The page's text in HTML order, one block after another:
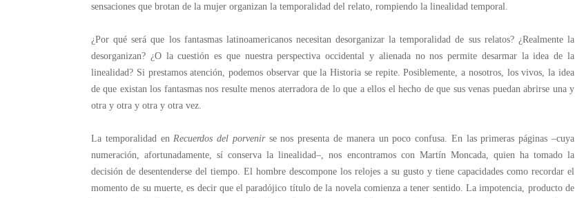
sensaciones que brotan de la mujer organizan la temporalidad del relato, rompiendo la linealidad temporal.
¿Por qué será que los fantasmas latinoamericanos necesitan desorganizar la temporalidad de sus relatos? ¿Realmente la
desorganizan? ¿O la cuestión es que nuestra perspectiva occidental y alienada no nos permite desarmar la idea de la
linealidad? Si prestamos atención, podemos observar que la Historia se repite. Posiblemente, a nosotros, los vivos, la idea
de que existan los fantasmas nos resulte menos aterradora de lo que a ellos el hecho de que sus venas puedan abrirse una y
otra y otra y otra y otra vez.
La temporalidad en Recuerdos del porvenirse nos presenta de manera un poco confusa. En las primeras páginas –cuya
numeración, afortunadamente, sí conserva la linealidad–, nos encontramos con Martín Moncada, quien ha tomado la
decisión de desentenderse del tiempo. El hombre descompone los relojes a su gusto y tiene capacidades como recordar el
momento de su muerte, es decir que el paradójico título de la novela comienza a tener sentido. La impotencia, producto de